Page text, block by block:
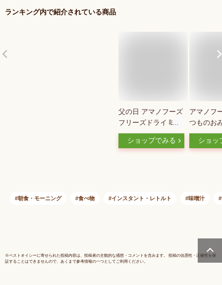
ランキング内で紹介されている商品
父の日 アマノフーズ
フリーズドライ 味噌
汁 定番 減塩 いつも
のおみそ汁 5種30食
タント みそ汁 食品
ショップでみる
アマノフ
つものお
セット10
ドライ
ショッ
朝食・モーニング 食べ物 インスタント・レトルト 味噌汁
※ベストオイシーに寄せられた投稿内容は、投稿者の主観的な感想・コメントを含みます。 投稿の信憑性・正確性を保
証することはできませんので、あくまで参考情報の一つとしてご利用ください。